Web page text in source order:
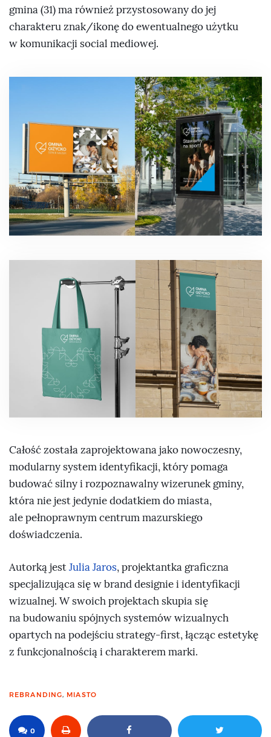
gmina (31) ma również przystosowany do jej
charakteru znak/ikonę do ewentualnego użytku
w komunikacji social mediowej.
Całość została zaprojektowana jako nowoczesny,
modularny system identyfikacji, który pomaga
budować silny i rozpoznawalny wizerunek gminy,
która nie jest jedynie dodatkiem do miasta,
ale pełnoprawnym centrum mazurskiego
doświadczenia.
Autorką jestJulia Jaros, projektantka graficzna
specjalizująca się w brand designie i identyfikacji
wizualnej. W swoich projektach skupia się
na budowaniu spójnych systemów wizualnych
opartych na podejściu strategy-first, łącząc estetykę
z funkcjonalnością i charakterem marki.
REBRANDING, MIASTO
0